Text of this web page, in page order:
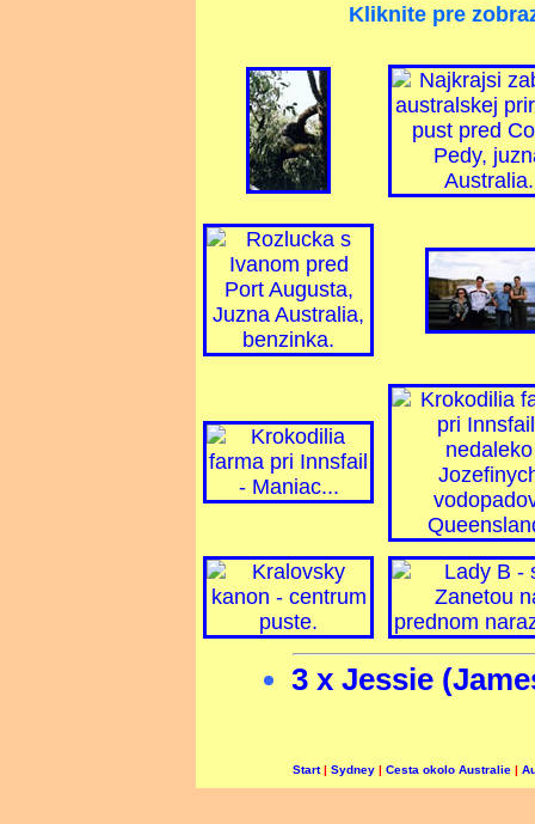
Kliknite pre
3 x Jessie
Start| Sydney | Cesta okolo Australie |